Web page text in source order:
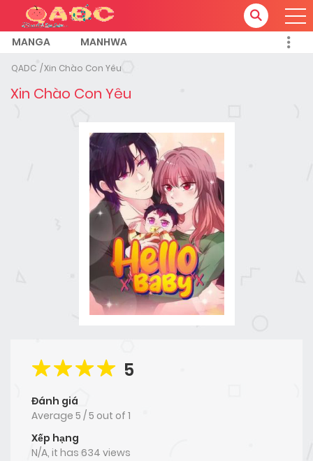
MANGA MANHWA
QADC Xin Chào Con Yêu
Xin Chào Con Yêu
5
Đánh giá
Average 5 /5 out of 1
Xếp hạng
N/A, it has 634 views